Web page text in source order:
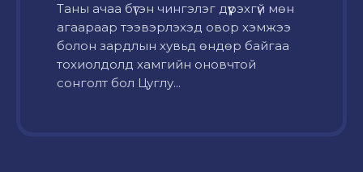
Таны ачаа бүтэн чингэлэг дүүрэхгүй мөн
агаараар тээвэрлэхэд овор хэмжээ
болон зардлын хувьд өндөр байгаа
тохиолдолд хамгийн оновчтой
сонголт бол Цуглу...